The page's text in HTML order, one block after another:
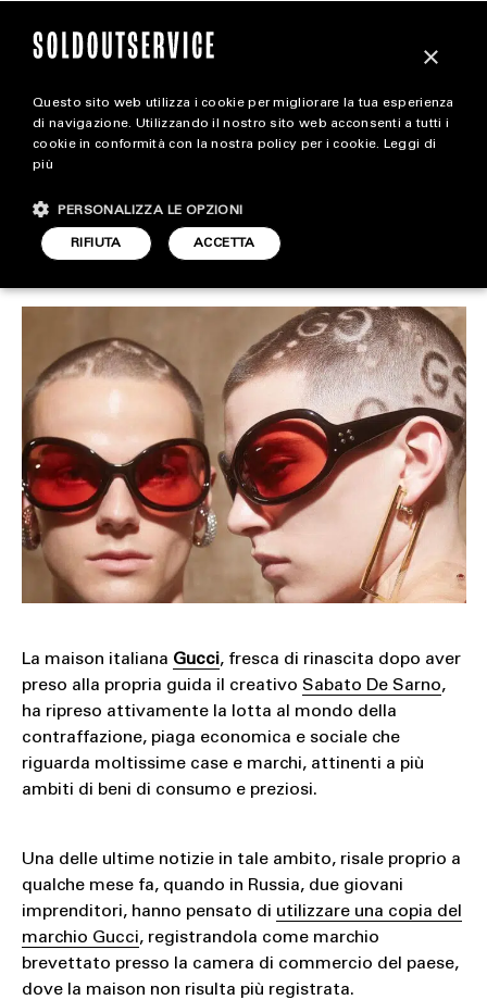
magazine
STYLE
FOOTWEAR
ACCESSORIES
Gucci si schiera contro
l’industria del fake
STYLE
22 NOVEMBRE 2023
La maison italiana Gucci, fresca di rinascita dopo aver
preso alla propria guida il creativo Sabato De Sarno,
ha ripreso attivamente la lotta al mondo della
contraffazione, piaga economica e sociale che
riguarda moltissime case e marchi, attinenti a più
ambiti di beni di consumo e preziosi.
Una delle ultime notizie in tale ambito, risale proprio a
qualche mese fa, quando in Russia, due giovani
imprenditori, hanno pensato di utilizzare una copia del
marchio Gucci, registrandola come marchio
brevettato presso la camera di commercio del paese,
dove la maison non risulta più registrata.
×
Questo sito web utilizza i cookie per migliorare la tua esperienza
di navigazione. Utilizzando il nostro sito web acconsenti a tutti i
cookie in conformità con la nostra policy per i cookie. Leggi di
più
ACCETTA
RIFIUTA
PERSONALIZZA LE OPZIONI